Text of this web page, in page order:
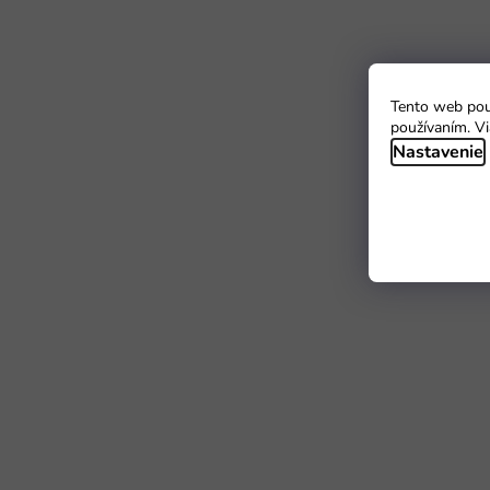
Tento web
používaním.
Nastavenie